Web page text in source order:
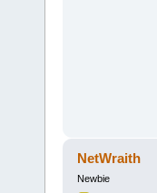
NetWraith
Newbie